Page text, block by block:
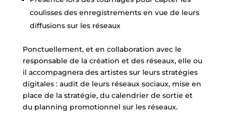
coulisses des enregistrements en vue de leurs
diffusions sur les réseaux
Ponctuellement, et en collaboration avec le
responsable de la création et des réseaux, elle ou
il accompagnera des artistes sur leurs stratégies
digitales : audit de leurs réseaux sociaux, mise en
place de la stratégie, du calendrier de sortie et
du planning promotionnel sur les réseaux.